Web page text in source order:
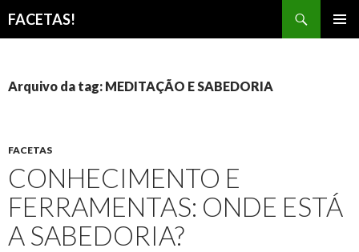
FACETAS!
CONTEÚDO
Arquivo da tag: MEDITAÇÃO E SABEDORIA
FACETAS
CONHECIMENTO E
FERRAMENTAS: ONDE ESTÁ
A SABEDORIA?